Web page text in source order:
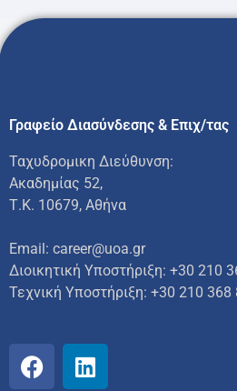
Γραφείο Διασύνδεσης & Επιχ/τας
Ταχυδρομικη Διεύθυνση:
Ακαδημίας 52,
Τ.Κ. 10679, Αθήνα
Email: career@uoa.gr
Διοικητική Υποστήριξη: +30 210
Τεχνική Υποστήριξη: +30 210 368